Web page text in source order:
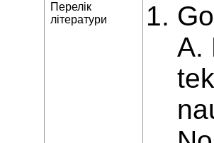
Перелік
літератури
A.